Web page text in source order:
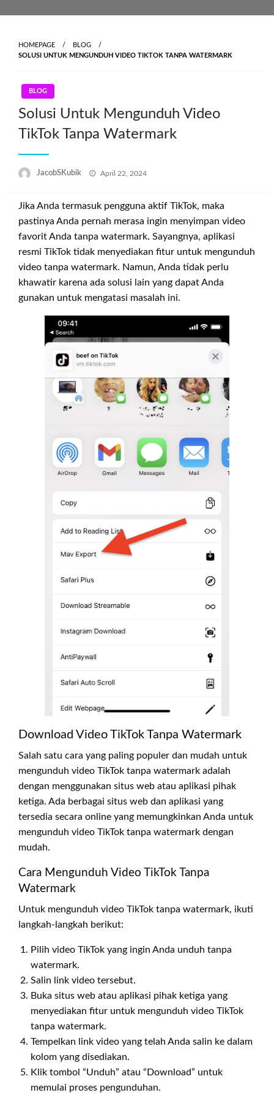
HOMEPAGE
BLOG
SOLUSI UNTUK MENGUNDUH VIDEO TIKTOK TANPA WATERMARK
BLOG
Solusi Untuk Mengunduh Video
TikTok Tanpa Watermark
JacobSKubik
Posted
April 22, 2024
Jika Anda termasuk pengguna aktif TikTok, maka
pastinya Anda pernah merasa ingin menyimpan video
favorit Anda tanpa watermark. Sayangnya, aplikasi
resmi TikTok tidak menyediakan fitur untuk mengunduh
video tanpa watermark. Namun, Anda tidak perlu
khawatir karena ada solusi lain yang dapat Anda
gunakan untuk mengatasi masalah ini.
Download Video TikTok Tanpa Watermark
Salah satu cara yang paling populer dan mudah untuk
mengunduh video TikTok tanpa watermark adalah
dengan menggunakan situs web atau aplikasi pihak
ketiga. Ada berbagai situs web dan aplikasi yang
tersedia secara online yang memungkinkan Anda untuk
mengunduh video TikTok tanpa watermark dengan
mudah.
Cara Mengunduh Video TikTok Tanpa
Watermark
Untuk mengunduh video TikTok tanpa watermark, ikuti
langkah-langkah berikut:
Pilih video TikTok yang ingin Anda unduh tanpa
watermark.
Salin link video tersebut.
Buka situs web atau aplikasi pihak ketiga yang
menyediakan fitur untuk mengunduh video TikTok
tanpa watermark.
Tempelkan link video yang telah Anda salin ke dalam
kolom yang disediakan.
Klik tombol “Unduh” atau “Download” untuk
memulai proses pengunduhan.